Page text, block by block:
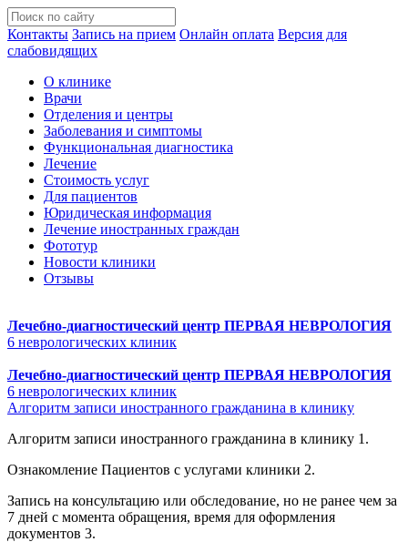
Контакты Запись на прием Онлайн оплата Версия для
слабовидящих
О клинике
Врачи
Отделения и центры
Заболевания и симптомы
Функциональная диагностика
Лечение
Стоимость услуг
Для пациентов
Юридическая информация
Лечение иностранных граждан
Фототур
Новости клиники
Отзывы
Лечебно-диагностический центр ПЕРВАЯ НЕВРОЛОГИЯ
6 неврологических клиник
Лечебно-диагностический центр ПЕРВАЯ НЕВРОЛОГИЯ
6 неврологических клиник
Алгоритм записи иностранного гражданина в клинику
Алгоритм записи иностранного гражданина в клинику 1.
Ознакомление Пациентов с услугами клиники 2.
Запись на консультацию или обследование, но не ранее чем за
7 дней с момента обращения, время для оформления
документов 3.